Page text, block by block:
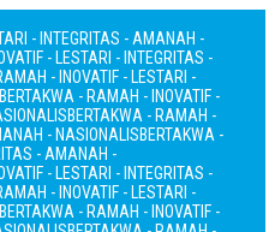
- INTEGRITAS - AMANAH -
- LESTARI - INTEGRITAS -
- INOVATIF - LESTARI -
BERTAKWA - RAMAH - INOVATIF -
BERTAKWA - RAMAH -
- NASIONALISBERTAKWA -
- AMANAH -
- LESTARI - INTEGRITAS -
- INOVATIF - LESTARI -
BERTAKWA - RAMAH - INOVATIF -